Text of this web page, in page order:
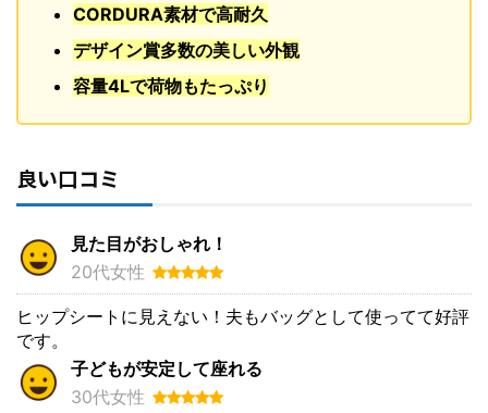
CORDURA素材で高耐久
デザイン賞多数の美しい外観
容量4Lで荷物もたっぷり
良い口コミ
見た目がおしゃれ！
20代女性
ヒップシートに見えない！夫もバッグとして使ってて好評
です。
子どもが安定して座れる
30代女性